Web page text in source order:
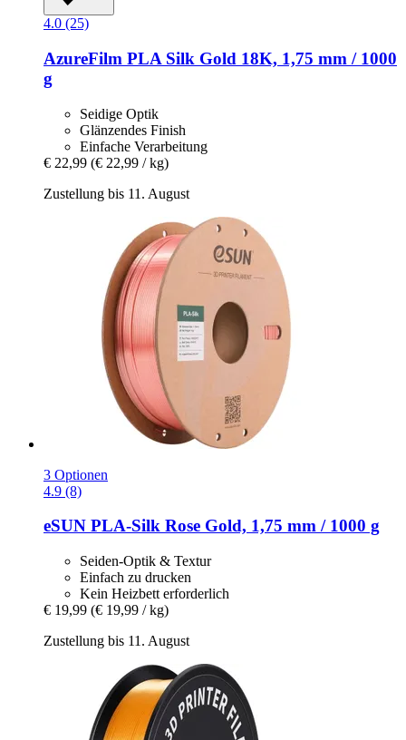
4.0 (25)
AzureFilm PLA Silk Gold 18K, 1,75 mm / 1000
g
Seidige Optik
Glänzendes Finish
Einfache Verarbeitung
€ 22,99 (€ 22,99 / kg)
Zustellung bis 11. August
3 Optionen
4.9 (8)
eSUN PLA-​Silk Rose Gold, 1,75 mm / 1000 g
Seiden-Optik & Textur
Einfach zu drucken
Kein Heizbett erforderlich
€ 19,99 (€ 19,99 / kg)
Zustellung bis 11. August